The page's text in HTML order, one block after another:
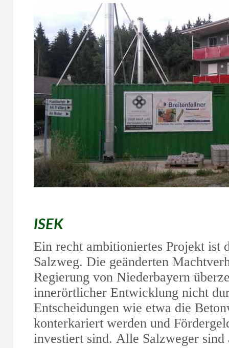
ISEK
Ein recht ambitioniertes Projekt ist
Salzweg. Die geänderten
Regierung von Niederbayern
innerörtlicher Entwicklung nicht
Entscheidungen wie etwa die
konterkariert werden und
investiert sind. Alle Salzweger